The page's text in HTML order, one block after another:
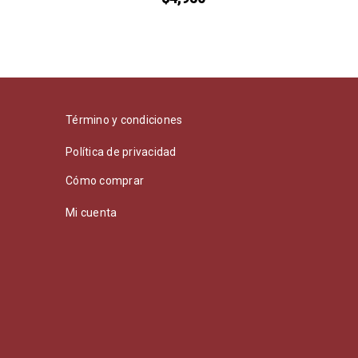
Término y condiciones
Política de privacidad
Cómo comprar
Mi cuenta